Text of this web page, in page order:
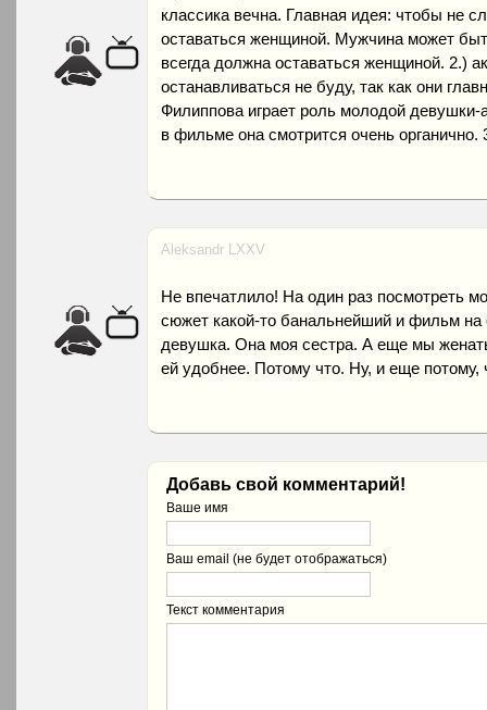
классика вечна. Главная идея: чтобы не
оставаться женщиной. Мужчина может
всегда должна оставаться женщиной. 2.)
останавливаться не буду, так как они
Филиппова играет роль молодой девушки-
в фильме она смотрится очень органично.
Aleksandr LXXV
Не впечатлило! На один раз посмотреть
сюжет какой-то банальнейший и фильм
девушка. Она моя сестра. А еще мы
ей удобнее. Потому что. Ну, и еще потому,
Добавь свой комментарий!
Ваше имя
Ваш email (не будет отображаться)
Текст комментария